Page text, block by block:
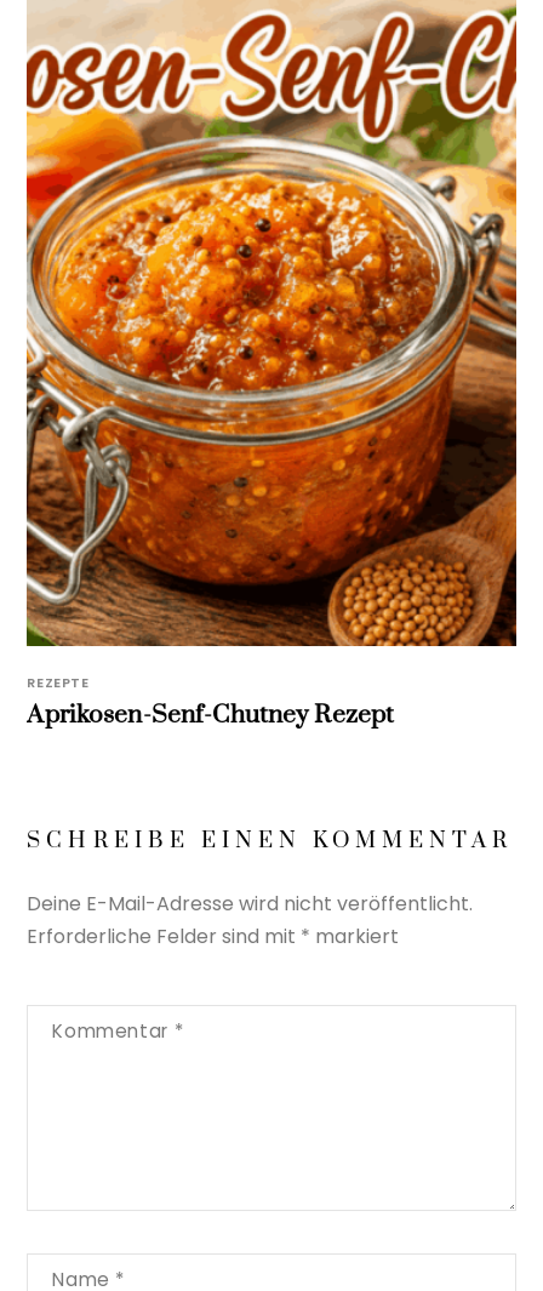
REZEPTE
Aprikosen-Senf-Chutney Rezept
SCHREIBE EINEN KOMMENTAR
Deine E-Mail-Adresse wird nicht veröffentlicht.
Erforderliche Felder sind mit * markiert
Kommentar *
Name *